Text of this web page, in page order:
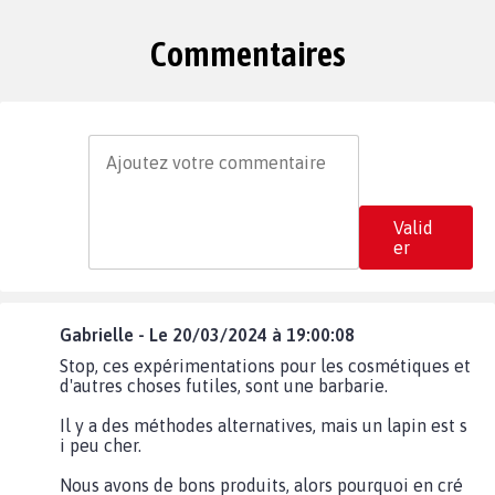
Commentaires
Valid
er
Gabrielle - Le 20/03/2024 à 19:00:08
Stop, ces expérimentations pour les cosmétiques et
d'autres choses futiles, sont une barbarie.
Il y a des méthodes alternatives, mais un lapin est s
i peu cher.
Nous avons de bons produits, alors pourquoi en cré